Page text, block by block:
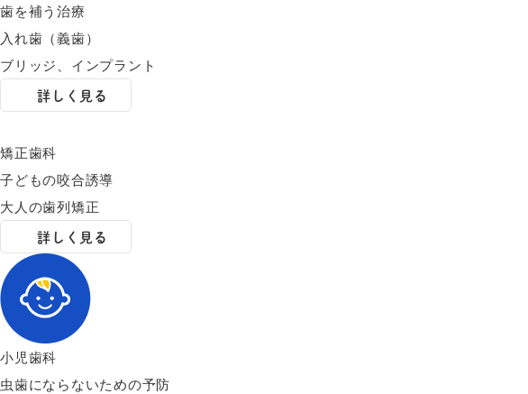
歯を補う治療
入れ歯（義歯）
ブリッジ、インプラント
詳しく見る
矯正歯科
子どもの咬合誘導
大人の歯列矯正
詳しく見る
小児歯科
虫歯にならないための予防